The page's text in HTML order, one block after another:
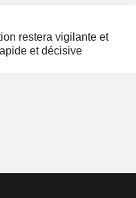
restera vigilante et
et décisive